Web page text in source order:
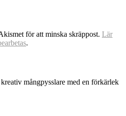
för att minska skräppost. Lär
.
mångpysslare med en förkärlek